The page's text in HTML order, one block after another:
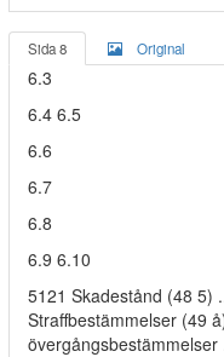
Sida 8 Original
6.3
6.4 6.5
6.6
6.7
6.8
6.9 6.10
5121 Skadestånd (48 5)
Straffbestämmelser (49
övergångsbestämmelser